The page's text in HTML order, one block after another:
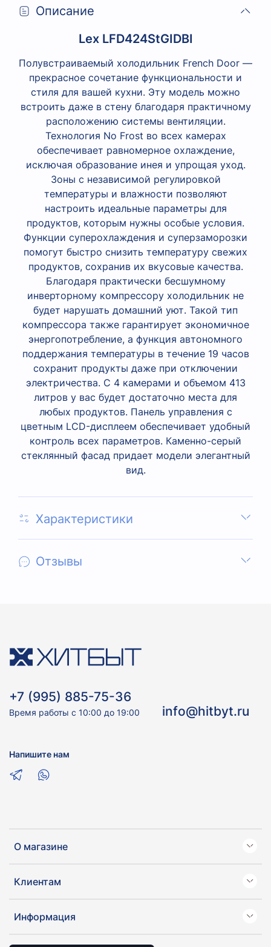
Описание
Lex LFD424StGIDBI
Полувстраиваемый холодильник French Door —
прекрасное сочетание функциональности и
стиля для вашей кухни. Эту модель можно
встроить даже в стену благодаря практичному
расположению системы вентиляции.
Технология No Frost во всех камерах
обеспечивает равномерное охлаждение,
исключая образование инея и упрощая уход.
Зоны с независимой регулировкой
температуры и влажности позволяют
настроить идеальные параметры для
продуктов, которым нужны особые условия.
Функции суперохлаждения и суперзаморозки
помогут быстро снизить температуру свежих
продуктов, сохранив их вкусовые качества.
Благодаря практически бесшумному
инверторному компрессору холодильник не
будет нарушать домашний уют. Такой тип
компрессора также гарантирует экономичное
энергопотребление, а функция автономного
поддержания температуры в течение 19 часов
сохранит продукты даже при отключении
электричества. С 4 камерами и объемом 413
литров у вас будет достаточно места для
любых продуктов. Панель управления с
цветным LCD-дисплеем обеспечивает удобный
контроль всех параметров. Каменно-серый
стеклянный фасад придает модели элегантный
вид.
Характеристики
Отзывы
О магазине
Клиентам
Информация
+7 (995) 885-75-36
Время работы с 10:00 до 19:00 info@hitbyt.ru
Напишите нам